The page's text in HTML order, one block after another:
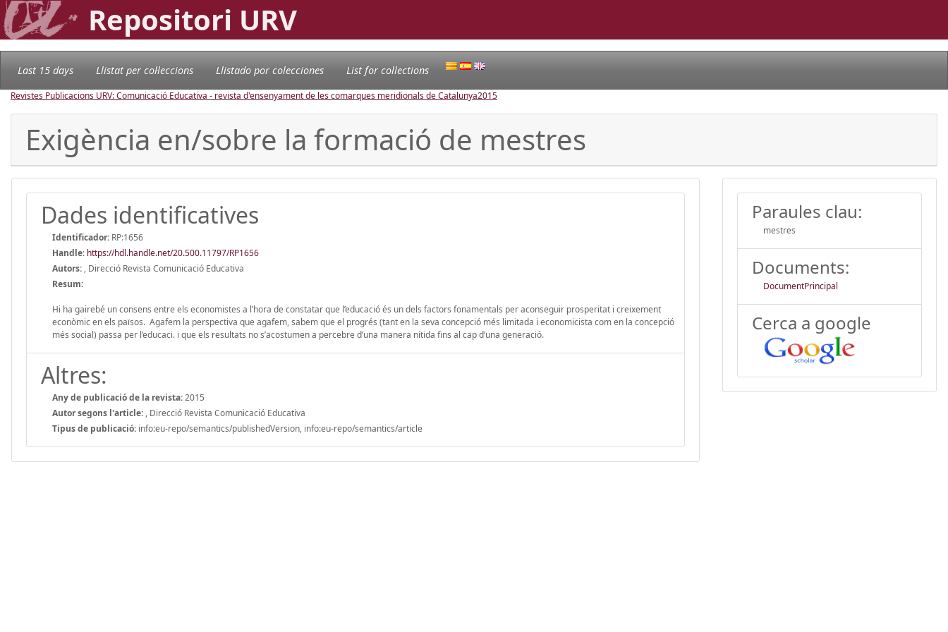
Repositori URV
Last 15 days Llistat per col·leccions Llistado por colecciones List for collections
Revistes Publicacions URV: Comunicació Educativa - revista d'ensenyament de les comarques meridionals de Catalunya2015
Exigència en/sobre la formació de mestres
Dades identificatives
Identificador: RP:1656
Handle: https://hdl.handle.net/20.500.11797/RP1656
Autors: , Direcció Revista Comunicació Educativa
Resum:
Hi ha gairebé un consens entre els economistes a l’hora de constatar que l’educació és un dels factors fonamentals per aconseguir prosperitat i creixement
econòmic en els països. Agafem la perspectiva que agafem, sabem que el progrés (tant en la seva concepció més limitada i economicista com en la concepció
més social) passa per l’educaci. i que els resultats no s’acostumen a percebre d’una manera nítida fins al cap d’una generació.
Altres:
Any de publicació de la revista:2015
Autor segons l'article: , Direcció Revista Comunicació Educativa
Tipus de publicació: info:eu-repo/semantics/publishedVersion, info:eu-repo/semantics/article
Paraules clau:
mestres
Documents:
DocumentPrincipal
Cerca a google